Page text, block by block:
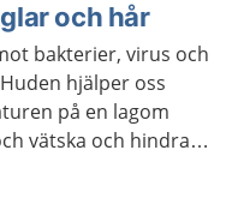
och hår
bakterier, virus och
hjälper oss
på en lagom
vätska och hindrar